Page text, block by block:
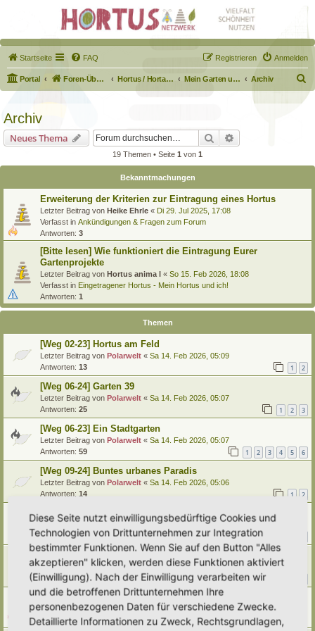
Startseite FAQ Anmelden
Registrieren
Portal Foren-Übersicht Hortus / Hortane Habitate / Garten auf dem Weg Mein Garten und ich! Archiv
u
Archiv
Neues Thema Suche
19 Themen • Seite 1 von 1
Bekanntmachungen
Erweiterung der Kriterien zur Eintragung eines Hortus
Letzter Beitrag von Heike Ehrle « Di 29. Jul 2025, 17:08
Verfasst in Ankündigungen & Fragen zum Forum
Antworten: 3
[Bitte lesen] Wie funktioniert die Eintragung Eurer
Gartenprojekte
Letzter Beitrag von Hortus anima l « So 15. Feb 2026, 18:08
Verfasst in Eingetragener Hortus - Mein Hortus und ich!
Antworten: 1
Themen
[Weg 02-23] Hortus am Feld
Letzter Beitrag von Polarwelt « Sa 14. Feb 2026, 05:09
Antworten: 13 1 2
[Weg 06-24] Garten 39
Letzter Beitrag von Polarwelt « Sa 14. Feb 2026, 05:07
Antworten: 25 1 2 3
[Weg 06-23] Ein Stadtgarten
Letzter Beitrag von Polarwelt « Sa 14. Feb 2026, 05:07
Antworten: 59 1 2 3 4 5 6
[Weg 09-24] Buntes urbanes Paradis
Letzter Beitrag von Polarwelt « Sa 14. Feb 2026, 05:06
Antworten: 14 1 2
[Weg 05-23] Auf dem Weg zum Hortus
Letzter Beitrag von Polarwelt«Sa 14. Feb 2026, 05:06
Antworten:118 1 … 9
Letzter Beitrag vonPolarwelt«Sa 14. Feb 2026, 05:04
Antworten:13
[Weg 12-24] Hortus Verde
Letzter Beitrag vonPolarwelt«Sa 14. Feb 2026, 05:04
Antworten: 7
Diese Seite nutzt einwilligungsbedürftige Cookies und
Technologien von Drittunternehmen zur Integration
bestimmter Funktionen. Wenn Sie auf den Button "Alles
akzeptieren" klicken, werden diese Funktionen aktiviert
(Einwilligung). Nach der Einwilligung verarbeiten wir
und die betroffenen Drittunternehmen Ihre
personenbezogenen Daten für verschiedene Zwecke.
Detaillierte Informationen zu Zweck, Rechtsgrundlagen,